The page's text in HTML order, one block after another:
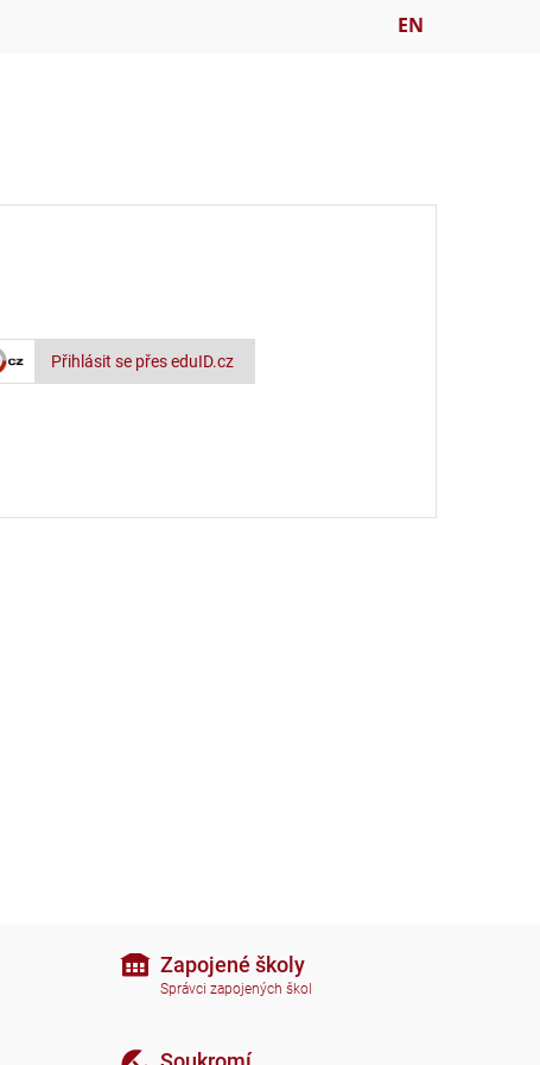
EN
Přihlásit se přes eduID.cz
Zapojené školy
Správci zapojených škol